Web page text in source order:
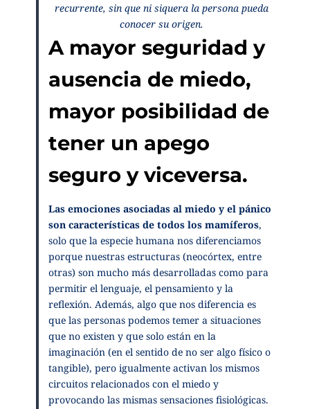
recurrente, sin que ni siquera la persona pueda
conocer su origen.
A mayor seguridad y
ausencia de miedo,
mayor posibilidad de
tener un apego
seguro y viceversa.
Las emociones asociadas al miedo y el pánico
son características de todos los mamíferos,
solo que la especie humana nos diferenciamos
porque nuestras estructuras (neocórtex, entre
otras) son mucho más desarrolladas como para
permitir el lenguaje, el pensamiento y la
reflexión. Además, algo que nos diferencia es
que las personas podemos temer a situaciones
que no existen y que solo están en la
imaginación (en el sentido de no ser algo físico o
tangible), pero igualmente activan los mismos
circuitos relacionados con el miedo y
provocando las mismas sensaciones fisiológicas.